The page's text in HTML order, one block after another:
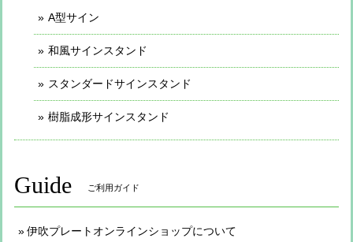
A型サイン
和風サインスタンド
スタンダードサインスタンド
樹脂成形サインスタンド
Guide ご利用ガイド
伊吹プレートオンラインショップについて